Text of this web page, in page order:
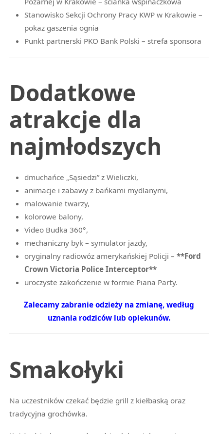
Stanowisko Sekcji Ochrony Pracy KWP w Krakowie –
pokaz gaszenia ognia
Punkt partnerski PKO Bank Polski – strefa sponsora
Dodatkowe
atrakcje dla
najmłodszych
dmuchańce „Sąsiedzi” z Wieliczki,
animacje i zabawy z bańkami mydlanymi,
malowanie twarzy,
kolorowe balony,
Video Budka 360°,
mechaniczny byk – symulator jazdy,
oryginalny radiowóz amerykańskiej Policji –**Ford
Crown Victoria Police Interceptor**
uroczyste zakończenie w formie Piana Party.
Zalecamy zabranie odzieży na zmianę, według
uznania rodziców lub opiekunów.
Smakołyki
Na uczestników czekać będzie grill z kiełbaską oraz
tradycyjna grochówka.